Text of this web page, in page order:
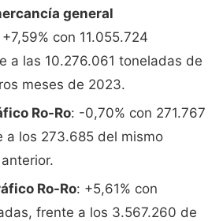
general
+7,59% con 11.055.724
a las 10.276.061 toneladas de
meses de 2023.
Ro-Ro: -0,70% con 271.767
a los 273.685 del mismo
Ro-Ro: +5,61% con
frente a los 3.567.260 de